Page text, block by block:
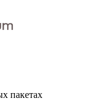
пакетах